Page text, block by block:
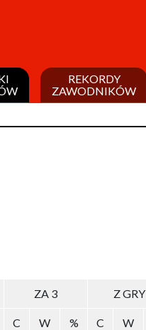
REKORDY
ZAWODNIKÓW
ZA 3 Z GRY
C W % C W